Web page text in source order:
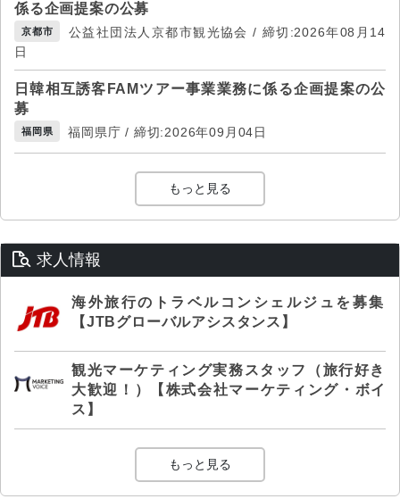
係る企画提案の公募
京都市
公益社団法人京都市観光協会 / 締切:2026年08月14
日
日韓相互誘客FAMツアー事業業務に係る企画提案の公
募
福岡県 福岡県庁 / 締切:2026年09月04日
もっと見る
求人情報
海外旅行のトラベルコンシェルジュを募集
【JTBグローバルアシスタンス】
観光マーケティング実務スタッフ（旅行好き
大歓迎！）【株式会社マーケティング・ボイ
ス】
もっと見る